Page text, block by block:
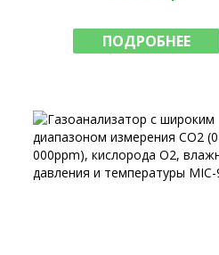
ПОДРОБНЕЕ